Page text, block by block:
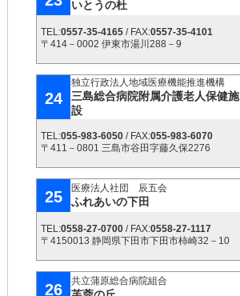
いとうの杜
TEL:0557-35-4165/ FAX:0557-35-4101
〒414－0002 伊東市湯川288－9
24
独立行政法人地域医療機能推進機構
三島総合病院附属介護老人保健施
設
TEL:055-983-6050/ FAX:055-983-6070
〒411－0801 三島市谷田字藤久保2276
25 医療法人社団 辰五会
ふれあいの下田
TEL:0558-27-0700/ FAX:0558-27-1117
〒4150013 静岡県下田市下田市柿崎32－10
26 共立蒲原総合病院組合